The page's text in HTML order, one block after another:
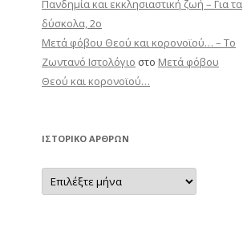
Πανδημία και εκκλησιαστική ζωή – Για τα
δύσκολα, 2ο
Μετά φόβου Θεού και κορονοϊού… – Το
Zωντανό Iστολόγιο στο Μετά φόβου
Θεού και κορονοϊού…
ΙΣΤΟΡΙΚΌ ΆΡΘΡΩΝ
Ιστορικό
Άρθρων